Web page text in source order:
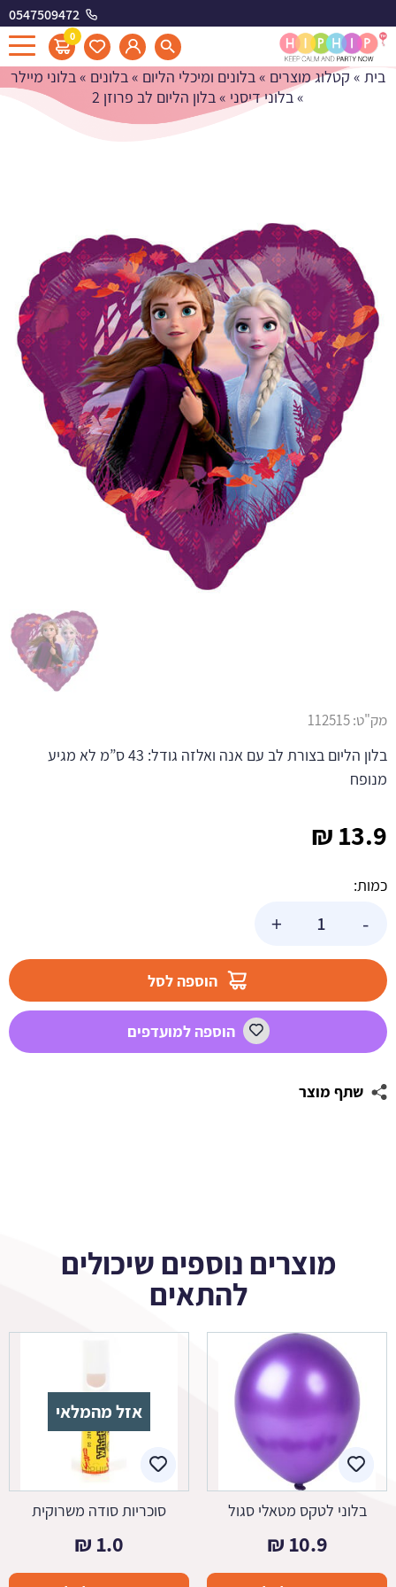
0547509472
0
בלון הליום לב פרוזן 2
בית » קטלוג מוצרים »בלונים ומיכלי הליום »בלונים »בלוני מיילר
»בלוני דיסני »בלון הליום לב פרוזן 2
13.9
₪
כמות:
-
פרוזן
+
הוספה לסל
הוספה למועדפים
שתף מוצר
מק"ט:112515
בלון הליום בצורת לב עם אנה ואלזה גודל: 43 ס”מ לא מגיע
מנופח
מוצרים נוספים שיכולים
להתאים
בלוני לטקס מטאלי סגול
10.9
₪
אזל מהמלאי
סוכריות סודה משרוקית
1.0
₪